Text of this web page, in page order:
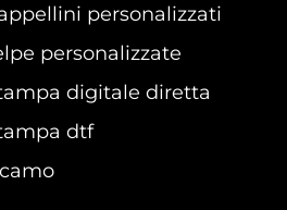
personalizzati
personalizzate
digitale diretta
dtf